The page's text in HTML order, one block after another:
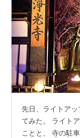
先日、ライトア
てみた。 ライト
ことと、 寺の駐